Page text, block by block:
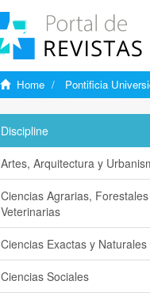
Home Pontificia
Discipline
Artes, Arquitectura y
Ciencias Agrarias,
Veterinarias
Ciencias Exactas y Naturales
Ciencias Sociales